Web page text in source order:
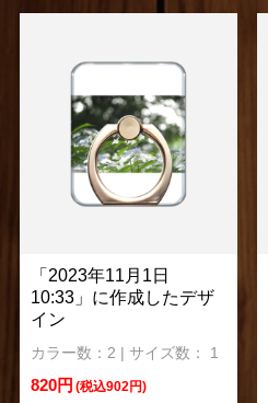
「2023年11月1日
10:33」に作成したデザ
イン
カラー数：2 | サイズ数： 1
820円 (税込902円)